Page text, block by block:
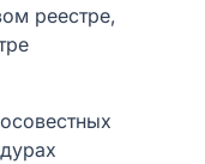
реестре,